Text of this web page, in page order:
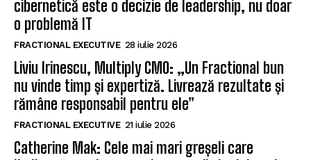
cibernetică este o decizie de leadership, nu doar
o problemă IT
FRACTIONAL EXECUTIVE 28 iulie 2026
Liviu Irinescu, Multiply CMO: „Un Fractional bun
nu vinde timp și expertiză. Livrează rezultate și
rămâne responsabil pentru ele”
FRACTIONAL EXECUTIVE 21 iulie 2026
Catherine Mak: Cele mai mari greșeli care